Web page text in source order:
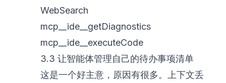
WebSearch
mcp__ide__getDiagnostics
mcp__ide__executeCode
3.3 让智能体管理自己的待办事项清单
这是一个好主意，原因有很多。上下文丢